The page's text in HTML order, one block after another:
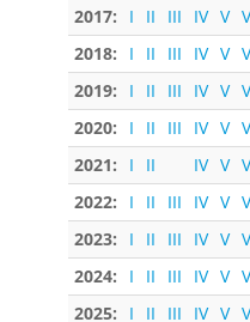
2017:
I II III IV V
2018:
I II III IV V
2019:
I II III IV V
2020:
I II III IV V
2021:
I II IV V
2022:
I II III IV V
2023:
I II III IV V
2024:
I II III IV V
2025:
I II III IV V